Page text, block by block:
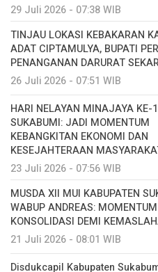
29 Juli 2026 - 07:38 WIB
TINJAU LOKASI KEBAKARAN
ADAT CIPTAMULYA, BUPATI
PENANGANAN DARURAT
26 Juli 2026 - 07:51 WIB
HARI NELAYAN MINAJAYA KE-
SUKABUMI: JADI MOMENTUM
KEBANGKITAN EKONOMI DAN
KESEJAHTERAAN
23 Juli 2026 - 07:56 WIB
MUSDA XII MUI KABUPATEN
WABUP ANDREAS:
KONSOLIDASI DEMI
21 Juli 2026 - 08:01 WIB
Disdukcapil Kabupaten